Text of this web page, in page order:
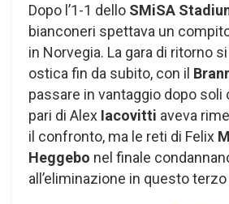
Dopo l’1-1 dello SMiSA
bianconeri spettava un
in Norvegia. La gara di ritorno
ostica fin da subito, con il
passare in vantaggio dopo soli
pari di Alex Iacovitti aveva
il confronto, ma le reti di Felix
Heggebo nel finale
all’eliminazione in questo